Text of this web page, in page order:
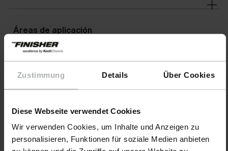
Zustimmung Details Über Cookies
Diese Webseite verwendet Cookies
Wir verwenden Cookies, um Inhalte und Anzeigen zu
personalisieren, Funktionen für soziale Medien anbieten
Áreas de aplicación